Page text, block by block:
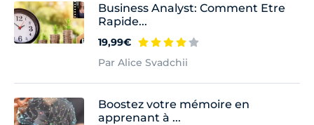
Business Analyst: Comment Etre
Rapide...
19,99€
Par Alice Svadchii
Boostez votre mémoire en
apprenant à ...